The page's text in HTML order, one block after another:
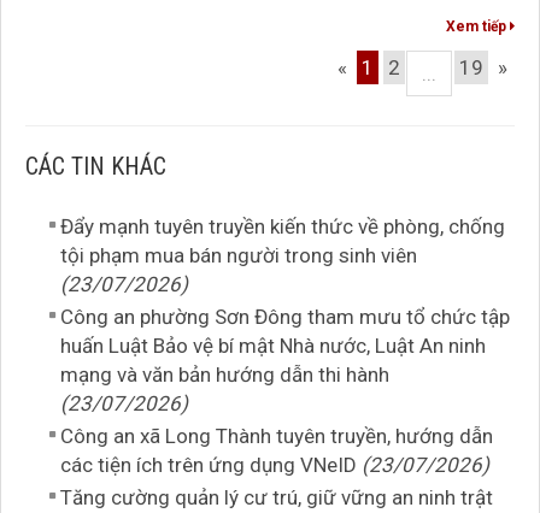
Xem tiếp
« 1 2 ... 19 »
CÁC TIN KHÁC
Đẩy mạnh tuyên truyền kiến thức về phòng, chống
tội phạm mua bán người trong sinh viên
(23/07/2026)
Công an phường Sơn Đông tham mưu tổ chức tập
huấn Luật Bảo vệ bí mật Nhà nước, Luật An ninh
mạng và văn bản hướng dẫn thi hành
(23/07/2026)
Công an xã Long Thành tuyên truyền, hướng dẫn
các tiện ích trên ứng dụng VNeID (23/07/2026)
Tăng cường quản lý cư trú, giữ vững an ninh trật